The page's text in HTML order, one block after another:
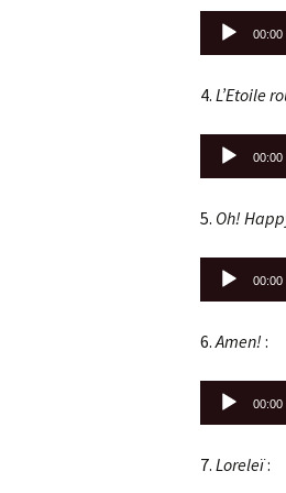
Lecteur
audio
00:00
4. L’Etoile
Lecteur
audio
00:00
5. Oh!
Lecteur
audio
00:00
6.Amen! :
Lecteur
audio
00:00
7. Loreleï: